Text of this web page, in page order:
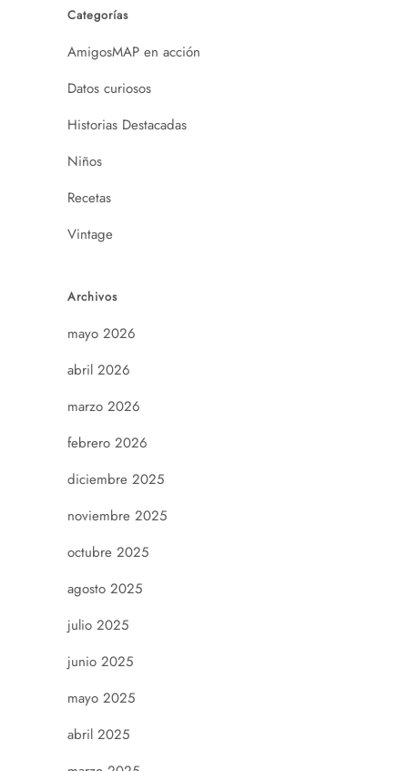
Categorías
AmigosMAP en acción
Datos curiosos
Historias Destacadas
Niños
Recetas
Vintage
Archivos
mayo 2026
abril 2026
marzo 2026
febrero 2026
diciembre 2025
noviembre 2025
octubre 2025
agosto 2025
julio 2025
junio 2025
mayo 2025
abril 2025